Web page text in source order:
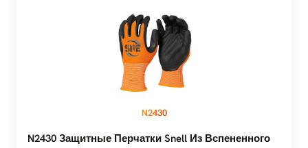
N2430
N2430 Защитные Перчатки Snell Из Вспененного